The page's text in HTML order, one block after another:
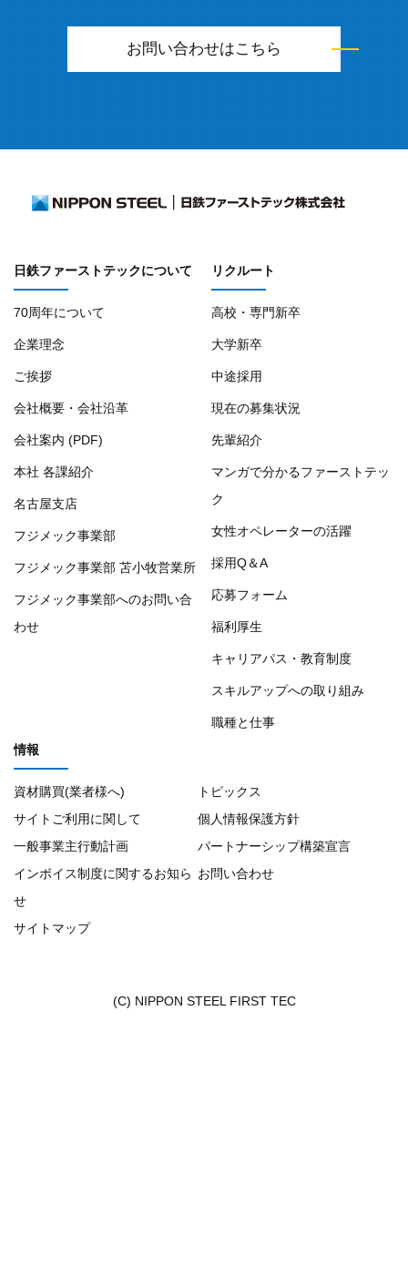
お問い合わせはこちら
日鉄ファーストテックについて
70周年について
企業理念
ご挨拶
会社概要・会社沿革
会社案内 (PDF)
本社 各課紹介
名古屋支店
フジメック事業部
フジメック事業部 苫小牧営業所
フジメック事業部へのお問い合
わせ
リクルート
高校・専門新卒
大学新卒
中途採用
現在の募集状況
先輩紹介
マンガで分かるファーストテッ
ク
女性オペレーターの活躍
採用Q＆A
応募フォーム
福利厚生
キャリアパス・教育制度
スキルアップへの取り組み
職種と仕事
情報
資材購買(業者様へ)
トピックス
サイトご利用に関して
個人情報保護方針
一般事業主行動計画
パートナーシップ構築宣言
インボイス制度に関するお知ら
せ
お問い合わせ
サイトマップ
(C) NIPPON STEEL FIRST TEC